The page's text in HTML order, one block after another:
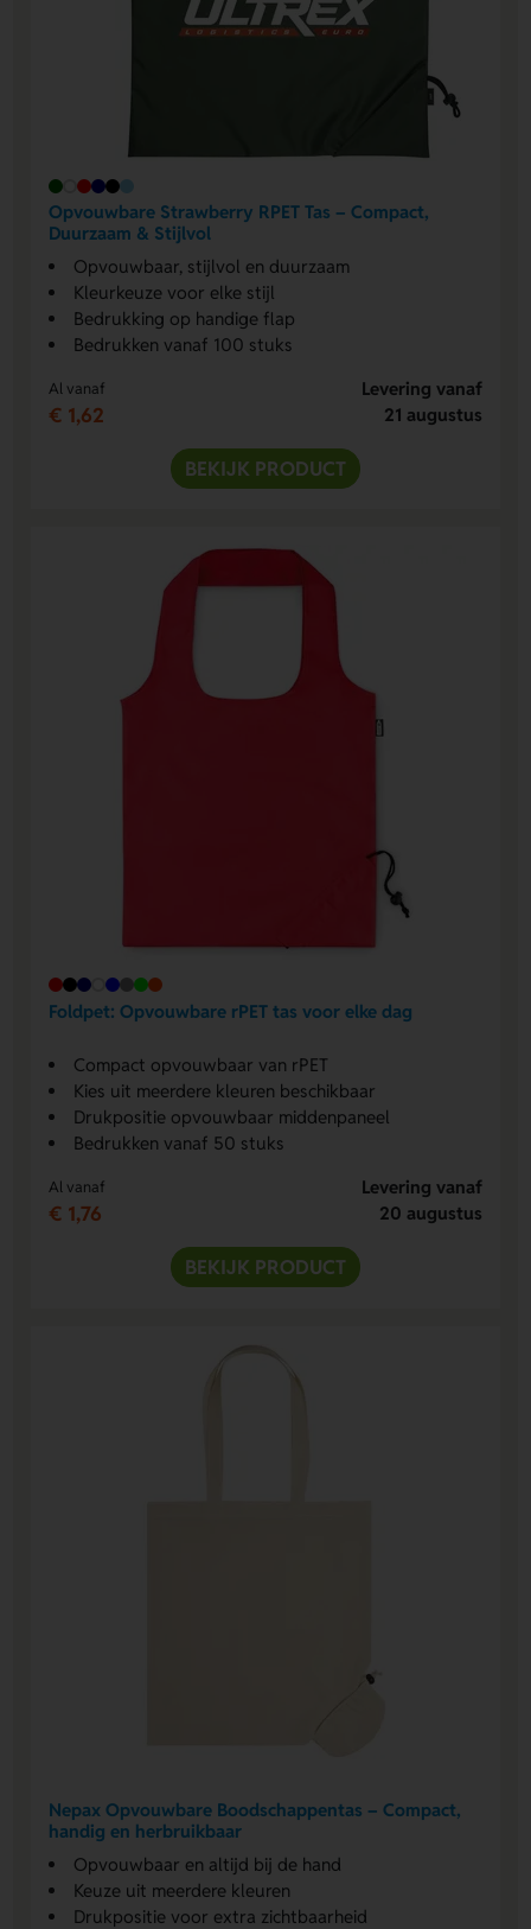
Opvouwbare Strawberry RPET Tas – Compact,
Duurzaam & Stijlvol
Opvouwbaar, stijlvol en duurzaam
Kleurkeuze voor elke stijl
Bedrukking op handige flap
Bedrukken vanaf 100 stuks
Al vanaf
€ 1,62
Levering vanaf
21 augustus
BEKIJK PRODUCT
Foldpet: Opvouwbare rPET tas voor elke dag
Compact opvouwbaar van rPET
Kies uit meerdere kleuren beschikbaar
Drukpositie opvouwbaar middenpaneel
Bedrukken vanaf 50 stuks
Al vanaf
€ 1,76
Levering vanaf
20 augustus
BEKIJK PRODUCT
Nepax Opvouwbare Boodschappentas – Compact,
handig en herbruikbaar
Opvouwbaar en altijd bij de hand
Keuze uit meerdere kleuren
Drukpositie voor extra zichtbaarheid